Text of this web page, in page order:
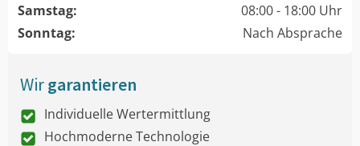
Samstag:
08:00 - 18:00 Uhr
Sonntag:
Nach Absprache
Wirgarantieren
Individuelle Wertermittlung
Hochmoderne Technologie